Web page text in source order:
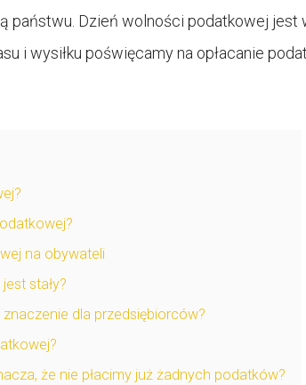
państwu. Dzień wolności podatkowej jest
i wysiłku poświęcamy na opłacanie
na obywateli
stały?
dla przedsiębiorców?
że nie płacimy już żadnych podatków?